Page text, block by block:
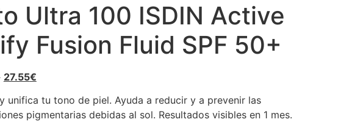
Ultra 100 ISDIN Active
Fusion Fluid SPF 50+
27.55€
unifica tu tono de piel. Ayuda a reducir y a prevenir las
pigmentarias debidas al sol. Resultados visibles en 1 mes.